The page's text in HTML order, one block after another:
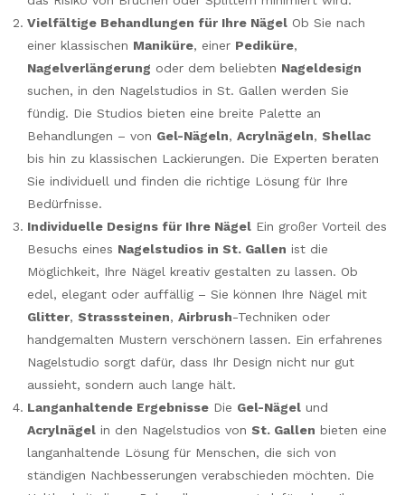
Vielfältige Behandlungen für Ihre Nägel Ob Sie nach
einer klassischen Maniküre, einer Pediküre,
Nagelverlängerung oder dem beliebten Nageldesign
suchen, in den Nagelstudios in St. Gallen werden Sie
fündig. Die Studios bieten eine breite Palette an
Behandlungen – von Gel-Nägeln, Acrylnägeln, Shellac
bis hin zu klassischen Lackierungen. Die Experten beraten
Sie individuell und finden die richtige Lösung für Ihre
Bedürfnisse.
Individuelle Designs für Ihre Nägel Ein großer Vorteil des
Besuchs eines Nagelstudios in St. Gallen ist die
Möglichkeit, Ihre Nägel kreativ gestalten zu lassen. Ob
edel, elegant oder auffällig – Sie können Ihre Nägel mit
Glitter, Strasssteinen, Airbrush-Techniken oder
handgemalten Mustern verschönern lassen. Ein erfahrenes
Nagelstudio sorgt dafür, dass Ihr Design nicht nur gut
aussieht, sondern auch lange hält.
Langanhaltende Ergebnisse Die Gel-Nägel und
Acrylnägel in den Nagelstudios von St. Gallen bieten eine
langanhaltende Lösung für Menschen, die sich von
ständigen Nachbesserungen verabschieden möchten. Die